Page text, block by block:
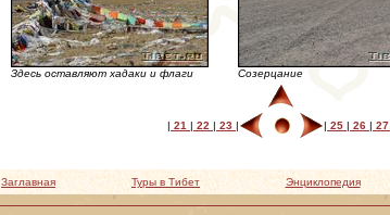
Здесь оставляют хадаки и флаги Созерцание
| 21 | 22 | 23 | | 25 | 26 | 27
Заглавная Туры в Тибет Энциклопедия